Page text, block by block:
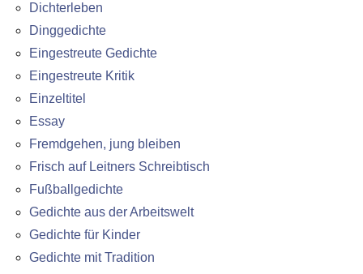
Dichterleben
Dinggedichte
Eingestreute Gedichte
Eingestreute Kritik
Einzeltitel
Essay
Fremdgehen, jung bleiben
Frisch auf Leitners Schreibtisch
Fußballgedichte
Gedichte aus der Arbeitswelt
Gedichte für Kinder
Gedichte mit Tradition